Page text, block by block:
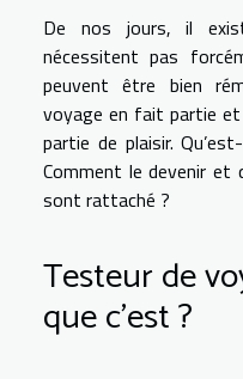
De nos jours, il
nécessitent pas
peuvent être bien
voyage en fait partie et
partie de plaisir.
Comment le devenir
sont rattaché ?
Testeur de
que c’est ?